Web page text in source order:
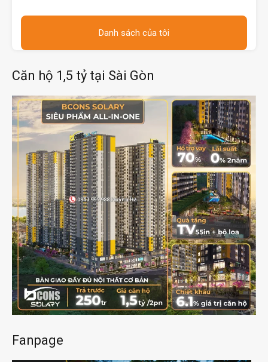
Danh sách của tôi
Căn hộ 1,5 tỷ tại Sài Gòn
Fanpage